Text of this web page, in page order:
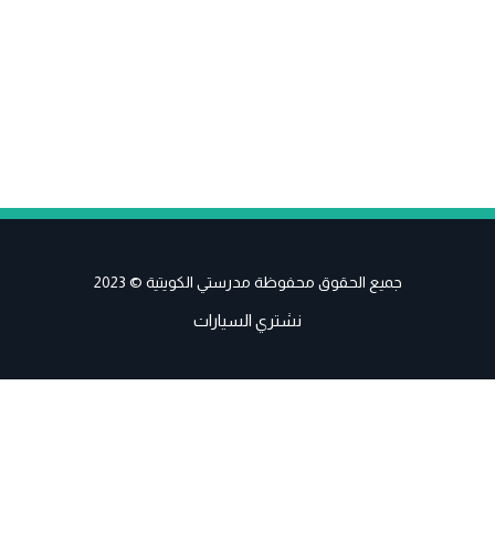
جميع الحقوق محفوظة مدرستي الكويتية © 2023
نشتري السيارات